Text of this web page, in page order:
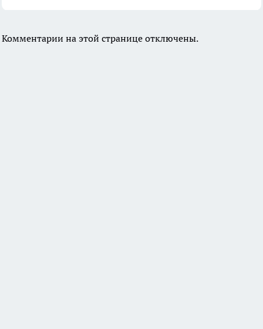
Комментарии на этой странице отключены.